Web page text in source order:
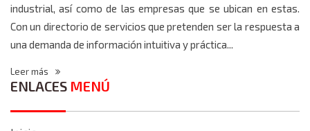
industrial, así como de las empresas que se ubican en estas.
Con un directorio de servicios que pretenden ser la respuesta a
una demanda de información intuitiva y práctica...
Leer más
ENLACES MENÚ